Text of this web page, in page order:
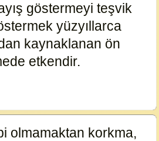
göstermeyi teşvik
yüzyıllarca
kaynaklanan ön
etkendir.
olmamaktan korkma,